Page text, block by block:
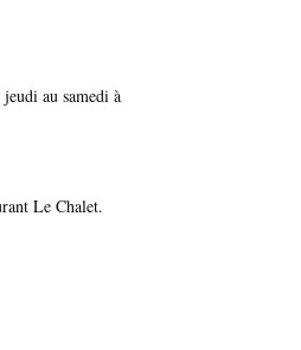
au samedi à
Le Chalet.